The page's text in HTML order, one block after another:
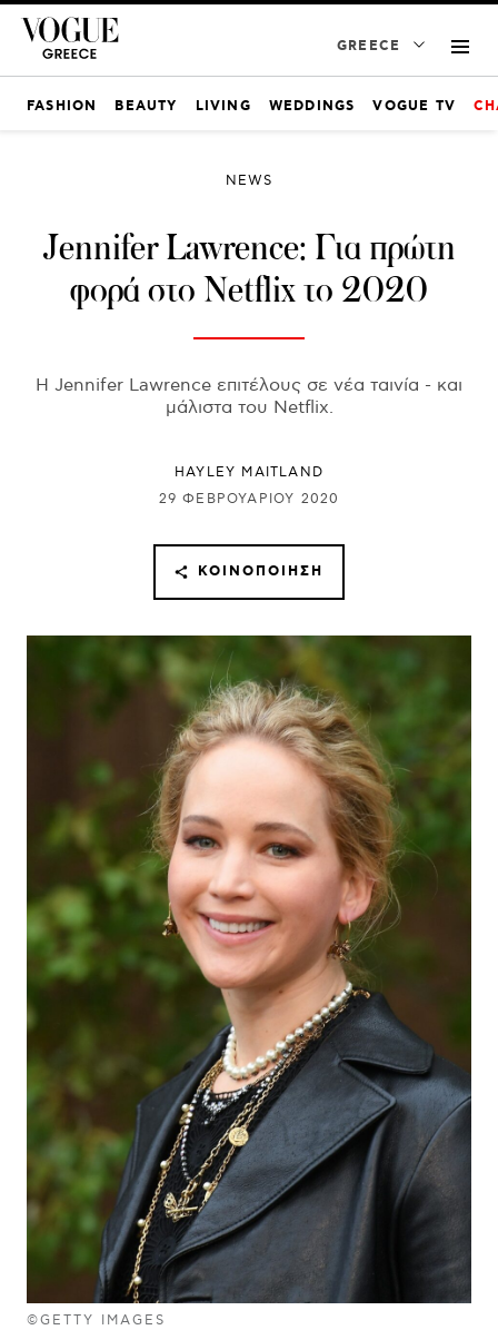
GREECE
FASHION BEAUTY LIVING WEDDINGS VOGUE TV
©GETTY IMAGES
NEWS
Jennifer Lawrence: Για πρώτη
φορά στο Netflix το 2020
H Jennifer Lawrence επιτέλους σε νέα ταινία - και
μάλιστα του Netflix.
HAYLEY MAITLAND
29 ΦΕΒΡΟΥΑΡΊΟΥ 2020
ΚΟΙΝΟΠΟΊΗΣΗ